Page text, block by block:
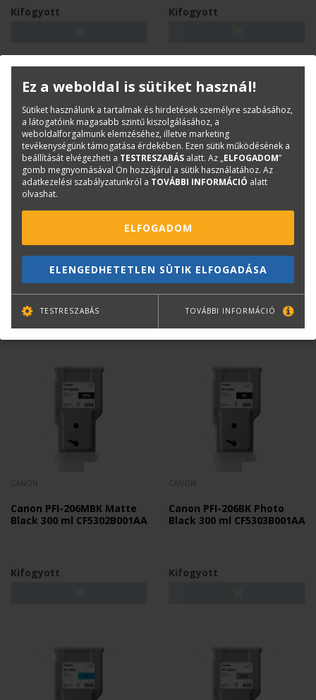
Kifogyott Kifogyott
Canon PFI-206GY Grey 300
Kifogyott
Canon PFI-206M Magenta
Kifogyott
Canon PFI-206MBK Matte
Black 300 ml CF5302B001AA
Kifogyott
Canon PFI-206BK Photo
Black 300 ml CF5303B001AA
Kifogyott
Ez a weboldal is sütiket használ!
Sütiket használunk a tartalmak és hirdetések személyre szabásához,
a látogatóink magasabb szintű kiszolgálásához, a
weboldalforgalmunk elemzéséhez, illetve marketing
tevékenységünk támogatása érdekében. Ezen sütik működésének a
beállítását elvégezheti a TESTRESZABÁS alatt. Az „ELFOGADOM”
gomb megnyomásával Ön hozzájárul a sütik használatához. Az
adatkezelési szabályzatunkról a TOVÁBBI INFORMÁCIÓ alatt
olvashat.
ELFOGADOM
ELENGEDHETETLEN SÜTIK ELFOGADÁSA
TESTRESZABÁS TOVÁBBI INFORMÁCIÓ